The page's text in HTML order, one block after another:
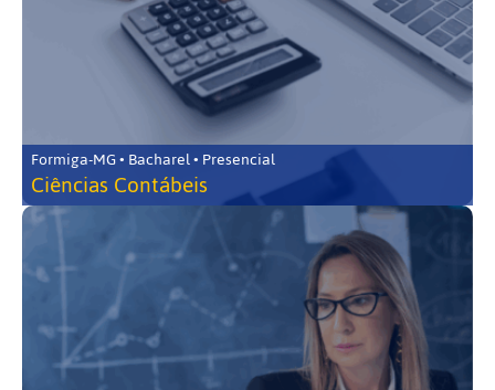
Formiga-MG • Bacharel • Presencial
Ciências Contábeis